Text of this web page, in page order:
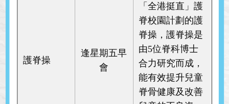
護脊操
逢星期五早
會
「全港挺直」護
脊校園計劃的護
脊操，護脊操是
由5位脊科博士
合力研究而成，
能有效提升兒童
脊骨健康及改善